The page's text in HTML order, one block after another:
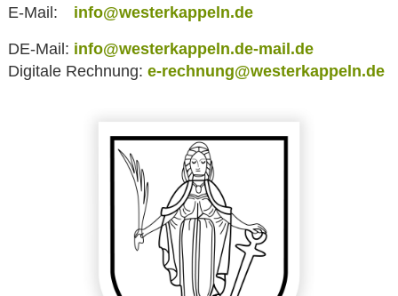
E-Mail:
info@westerkappeln.de
DE-Mail: info@westerkappeln.de-mail.de
Digitale Rechnung: e-rechnung@westerkappeln.de